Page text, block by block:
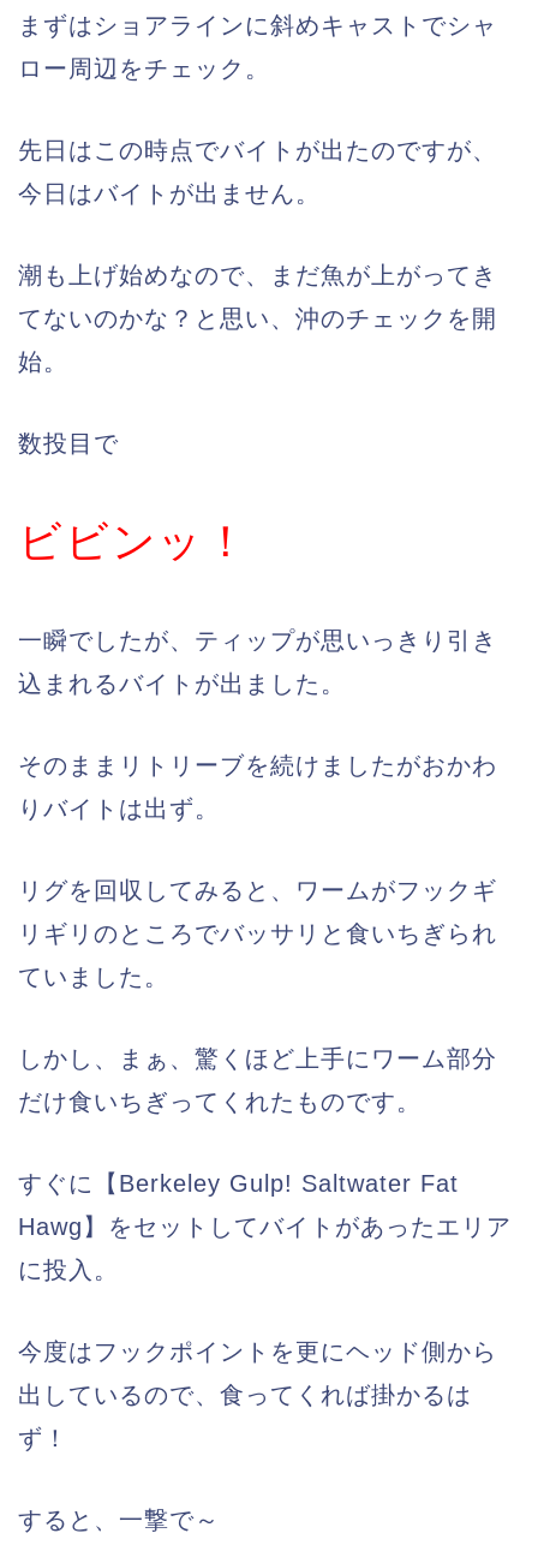
まずはショアラインに斜めキャストでシャ
ロー周辺をチェック。
先日はこの時点でバイトが出たのですが、
今日はバイトが出ません。
潮も上げ始めなので、まだ魚が上がってき
てないのかな？と思い、沖のチェックを開
始。
数投目で
ビビンッ！
一瞬でしたが、ティップが思いっきり引き
込まれるバイトが出ました。
そのままリトリーブを続けましたがおかわ
りバイトは出ず。
リグを回収してみると、ワームがフックギ
リギリのところでバッサリと食いちぎられ
ていました。
しかし、まぁ、驚くほど上手にワーム部分
だけ食いちぎってくれたものです。
すぐに【Berkeley Gulp! Saltwater Fat
Hawg】をセットしてバイトがあったエリア
に投入。
今度はフックポイントを更にヘッド側から
出しているので、食ってくれば掛かるは
ず！
すると、一撃で～